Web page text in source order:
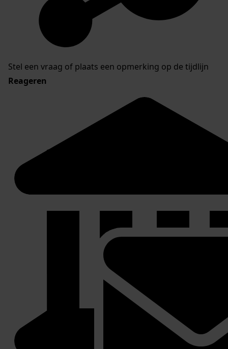
Stel een vraag of plaats een opmerking op de tijdlijn
Reageren